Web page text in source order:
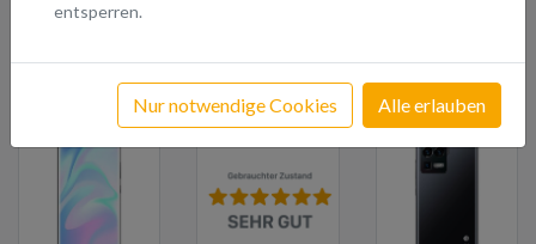
entsperren.
Nur notwendige Cookies Alle erlauben